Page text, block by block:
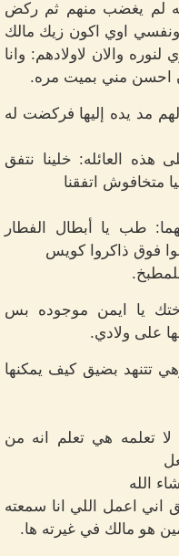
لم يغضب منهم ثم ركض
ونفسي اوي اكون زيك مالك
والان لاولادهم: وانا
احسن مني بميت مره.
مد يده إليها فركضت له
العائله: خلينا نتفق
متخافوش اتفقنا
طب يا أبطال الفطار
فوق ذاكروا كويس
يا ايمن موجوده بس
على ولادي.
تتنهد بضيق كيف يمكنها
تعلمه هي تعلم انه من
الله
اني اعمل اللي انا سمعته
هو مالك في غيرته ها.